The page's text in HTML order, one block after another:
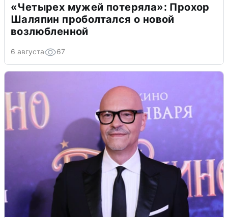
«Четырех мужей потеряла»: Прохор
Шаляпин проболтался о новой
возлюбленной
6 августа 67